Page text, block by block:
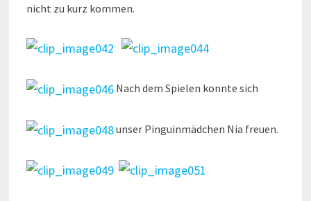
nicht zu kurz kommen.
Nach dem Spielen konnte sich
unser Pinguinmädchen Nia freuen.